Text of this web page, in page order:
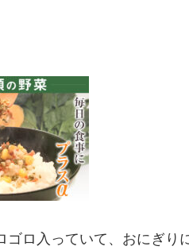
ゴロ入っていて、おにぎ